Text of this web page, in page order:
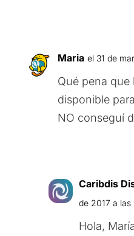
Maria el 31 de
Qué pena que
disponible
NO conseguí
Caribdis
de 2017 a las
Hola,